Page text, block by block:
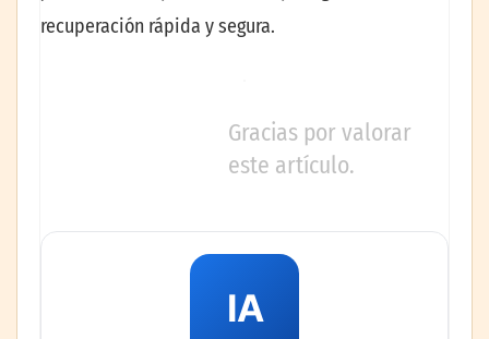
recuperación rápida y segura.
Gracias por valorar
este artículo.
IA